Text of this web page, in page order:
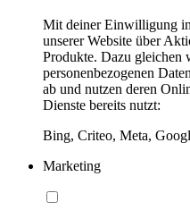
Mit deiner Einwilligung
unserer Website über
Produkte. Dazu gleichen
personenbezogenen
ab und nutzen deren
Dienste bereits nutzt:
Bing, Criteo, Meta,
Marketing